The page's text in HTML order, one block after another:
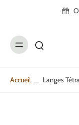
Accueil Langes